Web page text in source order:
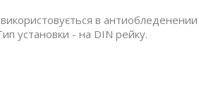
в антиобледенении
установки - на DIN рейку.